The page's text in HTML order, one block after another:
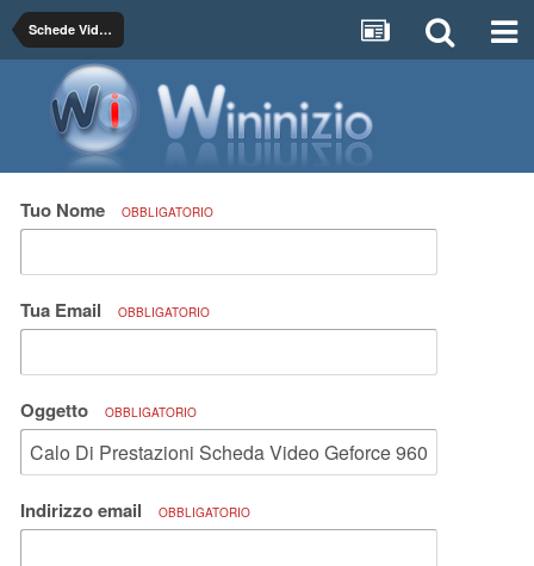
Schede Video e Grafiche
Tuo Nome OBBLIGATORIO
Tua Email OBBLIGATORIO
Oggetto OBBLIGATORIO
Indirizzo email OBBLIGATORIO